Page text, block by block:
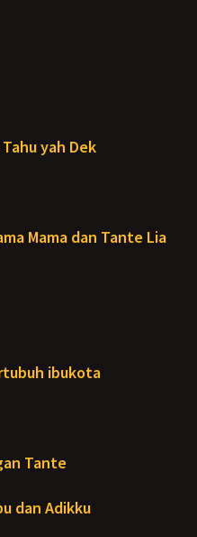
yah Dek
Mama dan Tante Lia
ibukota
Tante
dan Adikku